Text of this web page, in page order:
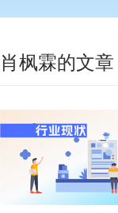
肖枫霖的文章